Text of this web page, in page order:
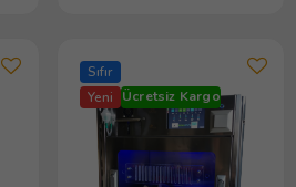
Sıfır
Yeni
Ücretsiz Kargo